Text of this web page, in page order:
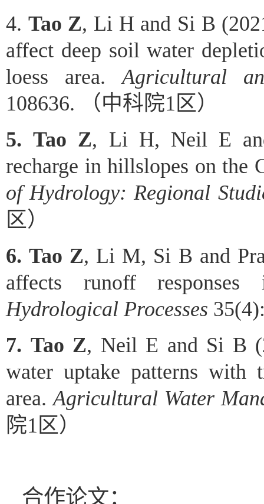
4. Tao Z, Li H and Si B
affect deep soil water
loess area.Agricultural
108636.
（中科院1 区）
5. Tao Z, Li H, Neil E
recharge in hillslopes on the
of Hydrology: Regional
区）
6. Tao Z, Li M, Si B and
affects runoff
Hydrological Processes
7. Tao Z, Neil E and Si B
water uptake patterns with
area. Agricultural Water
院1 区）
合作论文：